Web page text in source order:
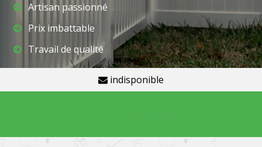
Artisan passionné
Prix imbattable
Travail de qualité
indisponible